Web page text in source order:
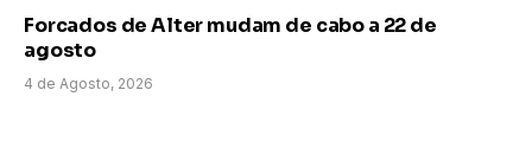
Forcados de Alter mudam de cabo a 22 de
agosto
4 de Agosto, 2026